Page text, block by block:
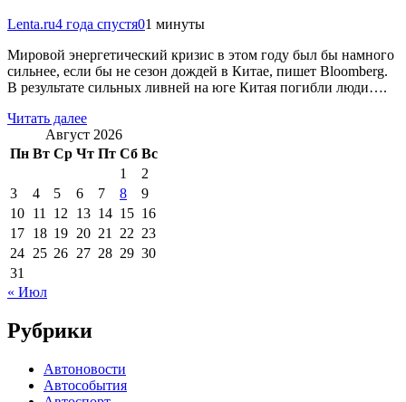
Lenta.ru4 года спустя01 минуты
Мировой энергетический кризис в этом году был бы намного
сильнее, если бы не сезон дождей в Китае, пишет Bloomberg.
В результате сильных ливней на юге Китая погибли люди….
Читать далее
Август 2026
Пн Вт Ср Чт Пт Сб Вс
1
2
3
4 5 6 7 8
9
10 11 12 13 14 15 16
17 18 19 20 21 22 23
24 25 26 27 28 29 30
31
« Июл
Рубрики
Автоновости
Автособытия